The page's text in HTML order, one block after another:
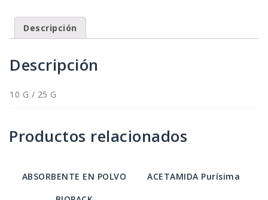
Descripción
Descripción
10 G / 25 G
Productos relacionados
ABSORBENTE EN POLVO
ACETAMIDA Purísima